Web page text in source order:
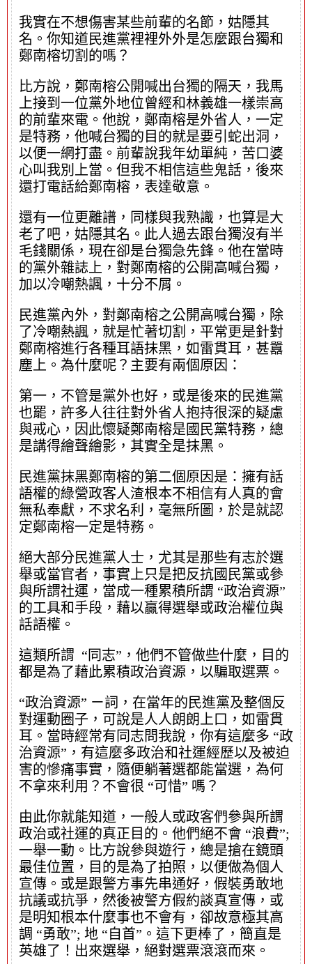
我實在不想傷害某些前輩的名節，姑隱其
名。你知道民進黨裡裡外外是怎麼跟台獨和
鄭南榕切割的嗎？
比方說，鄭南榕公開喊出台獨的隔天，我馬
上接到一位黨外地位曾經和林義雄一樣崇高
的前輩來電。他說，鄭南榕是外省人，一定
是特務，他喊台獨的目的就是要引蛇出洞，
以便一網打盡。前輩說我年幼單純，苦口婆
心叫我別上當。但我不相信這些鬼話，後來
還打電話給鄭南榕，表達敬意。
還有一位更離譜，同樣與我熟識，也算是大
老了吧，姑隱其名。此人過去跟台獨沒有半
毛錢關係，現在卻是台獨急先鋒。他在當時
的黨外雜誌上，對鄭南榕的公開高喊台獨，
加以冷嘲熱諷，十分不屑。
民進黨內外，對鄭南榕之公開高喊台獨，除
了冷嘲熱諷，就是忙著切割，平常更是針對
鄭南榕進行各種耳語抹黑，如雷貫耳，甚囂
塵上。為什麼呢？主要有兩個原因：
第一，不管是黨外也好，或是後來的民進黨
也罷，許多人往往對外省人抱持很深的疑慮
與戒心，因此懷疑鄭南榕是國民黨特務，總
是講得繪聲繪影，其實全是抹黑。
民進黨抹黑鄭南榕的第二個原因是：擁有話
語權的綠營政客人渣根本不相信有人真的會
無私奉獻，不求名利，毫無所圖，於是就認
定鄭南榕一定是特務。
絕大部分民進黨人士，尤其是那些有志於選
舉或當官者，事實上只是把反抗國民黨或參
與所謂社運，當成一種累積所謂 “政治資源”
的工具和手段，藉以贏得選舉或政治權位與
話語權。
這類所謂 “同志”，他們不管做些什麼，目的
都是為了藉此累積政治資源，以騙取選票。
“政治資源” ㄧ詞，在當年的民進黨及整個反
對運動圈子，可說是人人朗朗上口，如雷貫
耳。當時經常有同志問我說，你有這麼多 “政
治資源”，有這麼多政治和社運經歷以及被迫
害的慘痛事實，隨便躺著選都能當選，為何
不拿來利用？不會很 “可惜” 嗎？
由此你就能知道，一般人或政客們參與所謂
政治或社運的真正目的。他們絕不會 “浪費”;
一舉一動。比方說參與遊行，總是搶在鏡頭
最佳位置，目的是為了拍照，以便做為個人
宣傳。或是跟警方事先串通好，假裝勇敢地
抗議或抗爭，然後被警方假約談真宣傳，或
是明知根本什麼事也不會有，卻故意極其高
調 “勇敢”; 地 “自首”。這下更棒了，簡直是
英雄了！出來選舉，絕對選票滾滾而來。